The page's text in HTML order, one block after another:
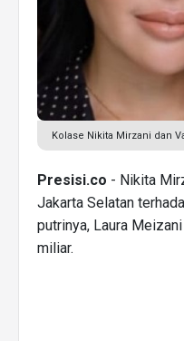
Kolase Nikita Mirzani dan
Presisi.co - Nikita
Jakarta Selatan
putrinya, Laura
miliar.